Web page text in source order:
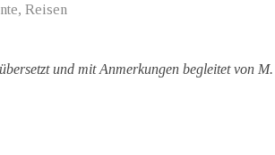
Reisen
und mit Anmerkungen begleitet von M.